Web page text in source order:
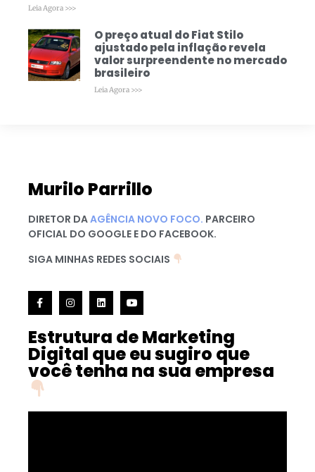
Leia Agora >>>
O preço atual do Fiat Stilo
ajustado pela inflação revela
valor surpreendente no mercado
brasileiro
Leia Agora >>>
Murilo Parrillo
DIRETOR DAAGÊNCIA NOVO FOCO. PARCEIRO
OFICIAL DO GOOGLE E DO FACEBOOK.
SIGA MINHAS REDES SOCIAIS
Estrutura de Marketing
Digital que eu sugiro que
você tenha na sua empresa